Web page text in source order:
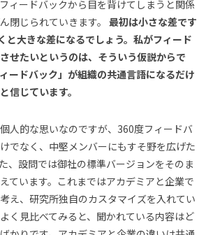
ィードバックから目を背けてしまうと関係
閉じられていきます。 最初は小さな差です
と大きな差になるでしょう。私がフィード
せたいというのは、そういう仮説からで
ードバック」が組織の共通言語になるだけ
信じています。
人的な思いなのですが、360度フィードバ
でなく、中堅メンバーにもすそ野を広げた
、設問では御社の標準バージョンをそのま
ています。これまではアカデミアと企業で
え、研究所独自のカスタマイズを入れてい
く見比べてみると、聞かれている内容はど